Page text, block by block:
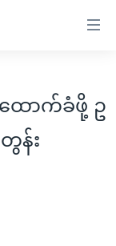
ာက်ခံဖို့ ဥ
န်း